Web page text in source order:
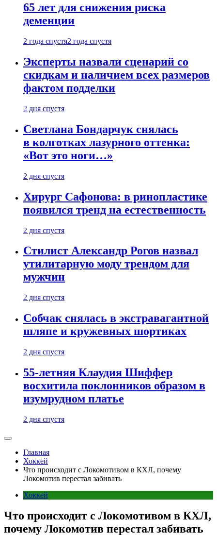
65 лет для снижения риска
деменции
2 года спустя2 года спустя
Эксперты назвали сценарий со
скидкам и наличием всех размеров
фактом подделки
2 дня спустя
Светлана Бондарчук снялась
в колготках лазурного оттенка:
«Вот это ноги…»
2 дня спустя
Хирург Сафонова: в ринопластике
появился тренд на естественность
2 дня спустя
Стилист Александр Рогов назвал
утилитарную моду трендом для
мужчин
2 дня спустя
Собчак снялась в экстравагантной
шляпе и кружевных шортиках
2 дня спустя
55-летняя Клаудия Шиффер
восхитила поклонников образом в
изумрудном платье
2 дня спустя
Главная
Хоккей
Что происходит с Локомотивом в КХЛ, почему
Локомотив перестал забивать
Хоккей
Что происходит с Локомотивом в КХЛ,
почему Локомотив перестал забивать